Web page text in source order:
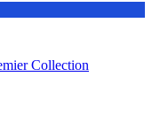
Collection